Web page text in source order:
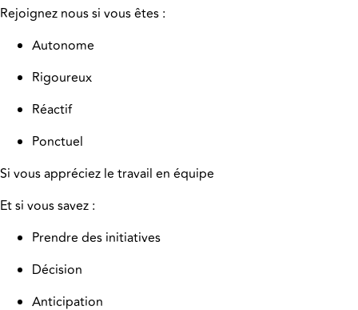
Rejoignez nous si vous êtes :
Autonome
Rigoureux
Réactif
Ponctuel
Si vous appréciez le travail en équipe
Et si vous savez :
Prendre des initiatives
Décision
Anticipation